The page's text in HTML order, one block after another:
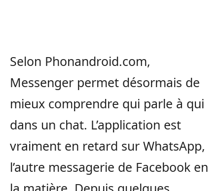
Selon Phonandroid.com,
Messenger permet désormais de
mieux comprendre qui parle à qui
dans un chat. L’application est
vraiment en retard sur WhatsApp,
l’autre messagerie de Facebook en